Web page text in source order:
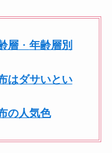
層・ 年齢層別
はダサいとい
の人気色